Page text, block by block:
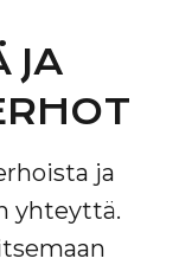
JA
ja
yhteyttä.